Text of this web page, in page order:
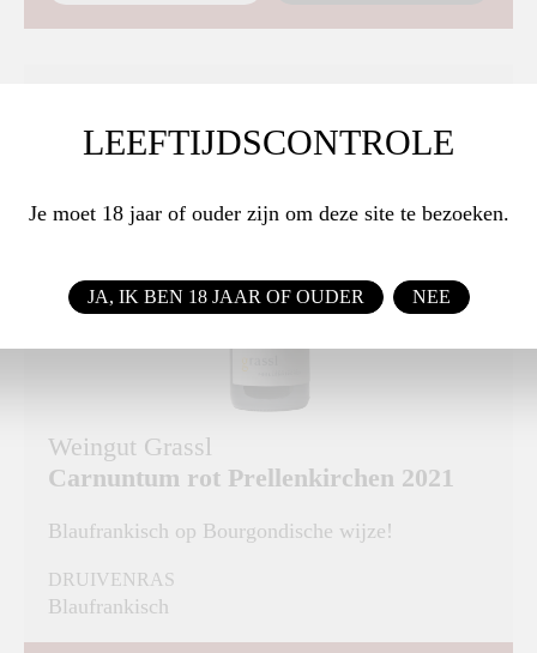
Weingut Grassl
Carnuntum rot Prellenkirchen 2021
Blaufrankisch op Bourgondische wijze!
DRUIVENRAS
Blaufrankisch
LEEFTIJDSCONTROLE
Je moet 18 jaar of ouder zijn om deze site te bezoeken.
JA, IK BEN 18 JAAR OF OUDER NEE